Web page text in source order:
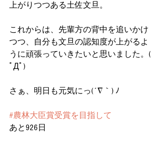
上がりつつある土佐文旦。
これからは、先輩方の背中を追いかけ
つつ、自分も文旦の認知度が上がるよ
うに頑張っていきたいと思いました。(
ﾟДﾟ)
さぁ、明日も元気にっ(´∇｀) ﾉ
#農林大臣賞受賞を目指して
あと926日